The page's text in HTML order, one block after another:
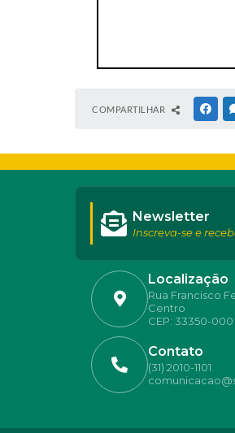
COMPARTILHAR
Localização
Rua Francisco
Centro
CEP: 33350-000
Contato
(31) 2010-1101
Newsletter
Inscreva-se e